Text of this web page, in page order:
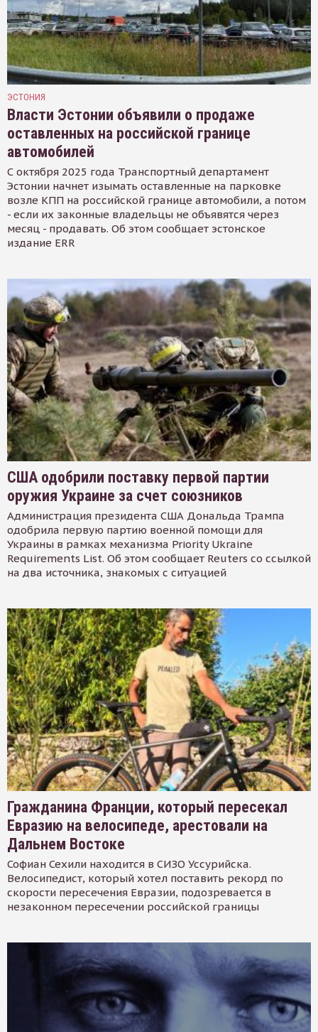
ЭСТОНИЯ
Власти Эстонии объявили о продаже
оставленных на российской границе
автомобилей
С октября 2025 года Транспортный департамент
Эстонии начнет изымать оставленные на парковке
возле КПП на российской границе автомобили, а потом
- если их законные владельцы не объявятся через
месяц - продавать. Об этом сообщает эстонское
издание ERR
США одобрили поставку первой партии
оружия Украине за счет союзников
Администрация президента США Дональда Трампа
одобрила первую партию военной помощи для
Украины в рамках механизма Priority Ukraine
Requirements List. Об этом сообщает Reuters со ссылкой
на два источника, знакомых с ситуацией
Гражданина Франции, который пересекал
Евразию на велосипеде, арестовали на
Дальнем Востоке
Софиан Сехили находится в СИЗО Уссурийска.
Велосипедист, который хотел поставить рекорд по
скорости пересечения Евразии, подозревается в
незаконном пересечении российской границы